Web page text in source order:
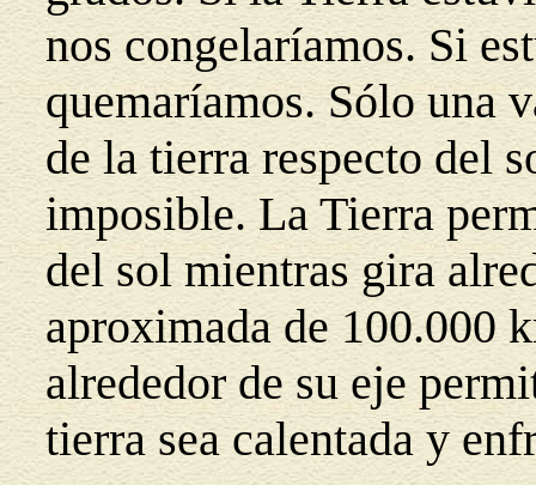
nos congelaríamos. Si
quemaríamos. Sólo una
de la tierra respecto del
imposible. La Tierra
del sol mientras gira
aproximada de 100.000
alrededor de su eje
tierra sea calentada y